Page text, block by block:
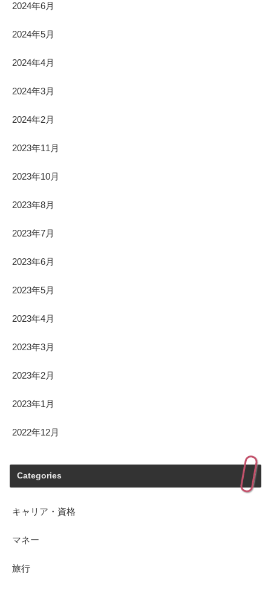
2024年6月
2024年5月
2024年4月
2024年3月
2024年2月
2023年11月
2023年10月
2023年8月
2023年7月
2023年6月
2023年5月
2023年4月
2023年3月
2023年2月
2023年1月
2022年12月
Categories
キャリア・資格
マネー
旅行